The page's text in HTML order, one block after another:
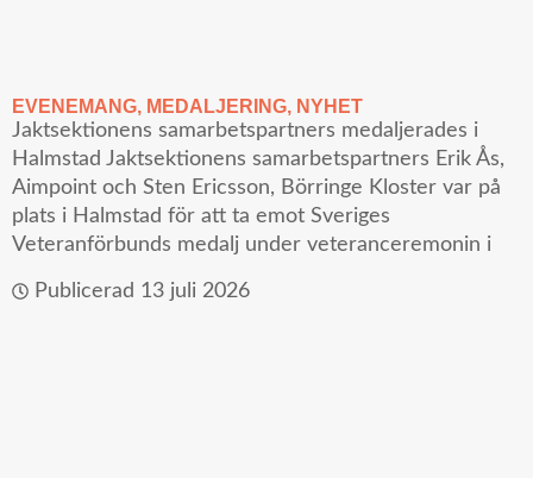
EVENEMANG, MEDALJERING, NYHET
Jaktsektionens samarbetspartners medaljerades i
Halmstad Jaktsektionens samarbetspartners Erik Ås,
Aimpoint och Sten Ericsson, Börringe Kloster var på
plats i Halmstad för att ta emot Sveriges
Veteranförbunds medalj under veteranceremonin i
Publicerad 13 juli 2026